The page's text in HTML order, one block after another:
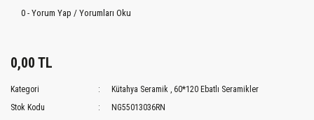
0 - Yorum Yap / Yorumları Oku
0,00 TL
Kategori Kütahya Seramik , 60*120 Ebatlı Seramikler
Stok Kodu
NG55013036RN